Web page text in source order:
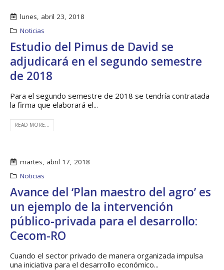
lunes, abril 23, 2018
Noticias
Estudio del Pimus de David se
adjudicará en el segundo semestre
de 2018
Para el segundo semestre de 2018 se tendría contratada
la firma que elaborará el...
READ MORE...
martes, abril 17, 2018
Noticias
Avance del ‘Plan maestro del agro’ es
un ejemplo de la intervención
público-privada para el desarrollo:
Cecom-RO
Cuando el sector privado de manera organizada impulsa
una iniciativa para el desarrollo económico...